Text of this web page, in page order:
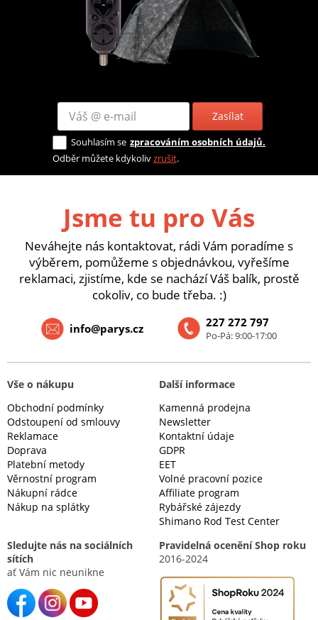
Zasílat
Souhlasím se zpracováním osobních údajů.
Odběr můžete kdykolivzrušit.
Jsme tu pro Vás
Neváhejte nás kontaktovat, rádi Vám poradíme s
výběrem, pomůžeme s objednávkou, vyřešíme
reklamaci, zjistíme, kde se nachází Váš balík, prostě
cokoliv, co bude třeba. :)
227 272 797
Po-Pá: 9:00-17:00
info@parys.cz
Vše o nákupu
Obchodní podmínky
Odstoupení od smlouvy
Reklamace
Doprava
Platební metody
Věrnostní program
Nákupní rádce
Nákup na splátky
Další informace
Kamenná prodejna
Newsletter
Kontaktní údaje
GDPR
EET
Volné pracovní pozice
Affiliate program
Rybářské zájezdy
Shimano Rod Test Center
Sledujte nás na sociálních
sítích
ať Vám nic neunikne
Pravidelná ocenění Shop roku
2016-2024